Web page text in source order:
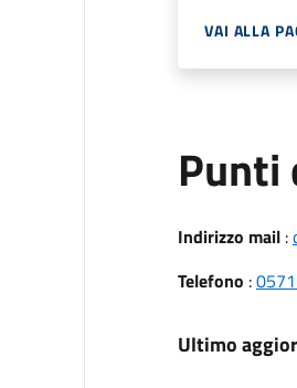
VAI ALLA
Punti
Indirizzo mail:
Telefono :
Ultimo